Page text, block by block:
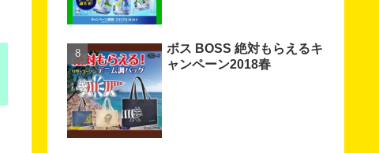
ボス BOSS 絶対もらえるキ
ャンペーン2018春